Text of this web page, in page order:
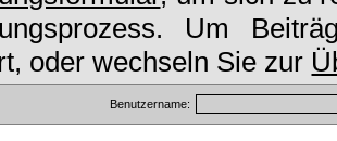
Um
oder wechseln Sie zur
Benutzername: